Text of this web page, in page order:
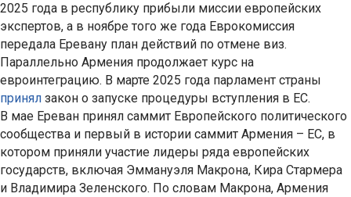
2025 года в республику прибыли миссии европейских
экспертов, а в ноябре того же года Еврокомиссия
передала Еревану план действий по отмене виз.
Параллельно Армения продолжает курс на
евроинтеграцию. В марте 2025 года парламент страны
принял закон о запуске процедуры вступления в ЕС.
В мае Ереван принял саммит Европейского политического
сообщества и первый в истории саммит Армения – ЕС, в
котором приняли участие лидеры ряда европейских
государств, включая Эммануэля Макрона, Кира Стармера
и Владимира Зеленского. По словам Макрона, Армения